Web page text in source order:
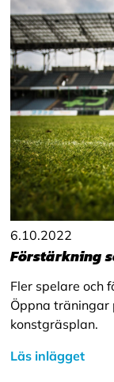
6.10.2022
Förstärkning
Fler spelare och
Öppna träningar
konstgräsplan.
Läs inlägget